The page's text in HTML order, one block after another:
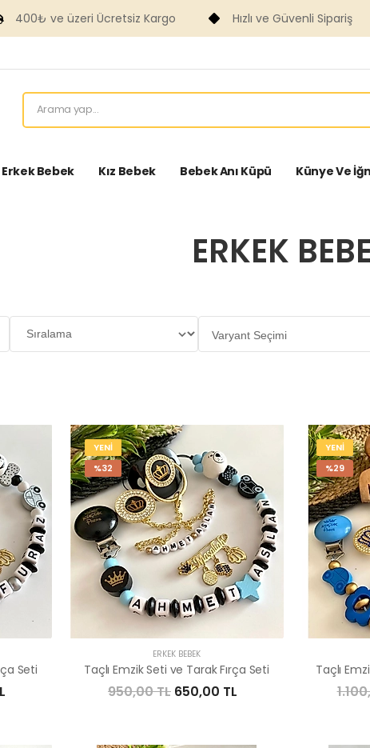
Ücretsiz Kargo Hızlı ve Güvenli Sipariş Havale
Erkek Bebek Kız Bebek Bebek Anı Küpü Künye Ve
ERKEK
Seti
YENİ
%32
ERKEK BEBEK
Taçlı Emzik Seti ve Tarak Fırça Seti
950,00 TL 650,00 TL
YENİ
%29
Taçlı